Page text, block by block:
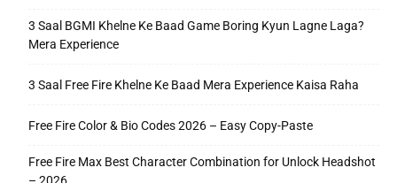
3 Saal BGMI Khelne Ke Baad Game Boring Kyun Lagne Laga?
Mera Experience
3 Saal Free Fire Khelne Ke Baad Mera Experience Kaisa Raha
Free Fire Color & Bio Codes 2026 – Easy Copy-Paste
Free Fire Max Best Character Combination for Unlock Headshot
– 2026